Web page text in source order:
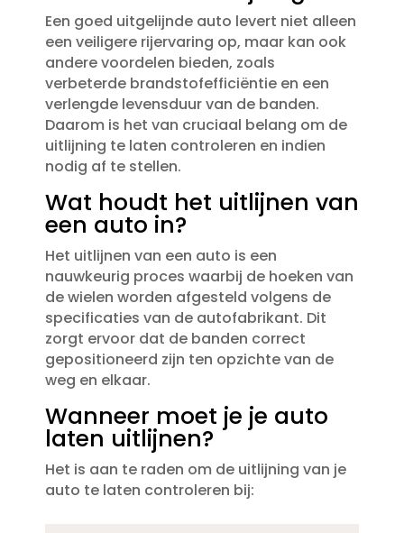
Een goed uitgelijnde auto levert niet alleen
een veiligere rijervaring op, maar kan ook
andere voordelen bieden, zoals
verbeterde brandstofefficiëntie en een
verlengde levensduur van de banden.​
Daarom is het van cruciaal belang om de
uitlijning te laten controleren en indien
nodig af te stellen.​
Wat houdt het uitlijnen van
een auto in?
Het uitlijnen van een auto is een
nauwkeurig proces waarbij de hoeken van
de wielen worden afgesteld volgens de
specificaties van de autofabrikant.​ Dit
zorgt ervoor dat de banden correct
gepositioneerd zijn ten opzichte van de
weg en elkaar.​
Wanneer moet je je auto
laten uitlijnen?
Het is aan te raden om de uitlijning van je
auto te laten controleren bij: